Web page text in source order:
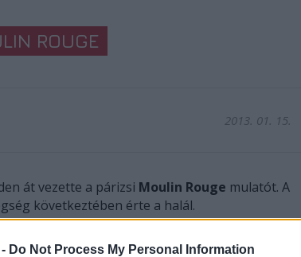
Do Not Process My Personal Information
ROUGE
2013. 01. 15.
át vezette a párizsi Moulin Rouge mulatót. A
következtében érte a halál.